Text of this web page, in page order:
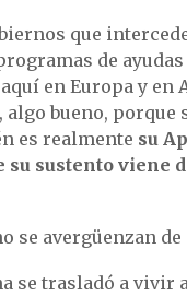
que
de
en Europa y en
algo bueno, porque
es realmente su
su sustento viene
se avergüenzan de
se trasladó a vivir